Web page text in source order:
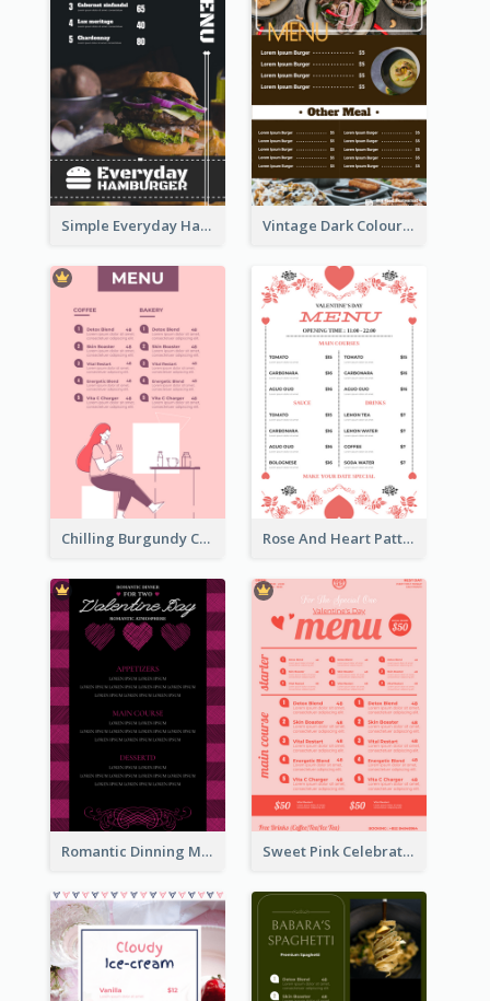
Simple Everyday Hamburger Menu In Black Vintage Dark Colour Tone Menu Of Western Restaurant
Chilling Burgundy Coffee And Bakery Menu Design Rose And Heart Pattern Menu Design Ideas
Romantic Dinning Menu For Two Design Templates Sweet Pink Celebration Menu Template Design